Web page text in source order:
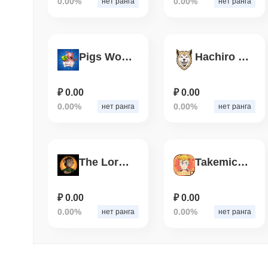
Pigs World
₽ 0.00
0.00% нет ранга
Hachiro Inu
₽ 0.00
0.00% нет ранга
The Lord of the Coins
₽ 0.00
0.00% нет ранга
Takemichi Inu
₽ 0.00
0.00% нет ранга